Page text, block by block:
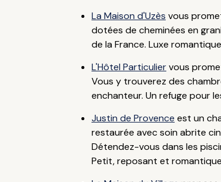
La Maison d'Uzès vous
dotées de cheminées en
de la France. Luxe
L'Hôtel Particuliervous
Vous y trouverez des
enchanteur. Un refuge pour
Justin de Provence est un
restaurée avec soin abrite
Détendez-vous dans les
Petit, reposant et